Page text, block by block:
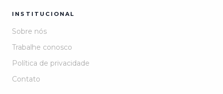
INSTITUCIONAL
Sobre nós
Trabalhe conosco
Política de privacidade
Contato